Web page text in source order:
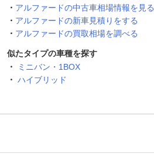
アルファードの中古車相場情報を見る
アルファードの新車見積りをする
アルファードの買取相場を調べる
似たタイプの車種を探す
ミニバン・1BOX
ハイブリッド